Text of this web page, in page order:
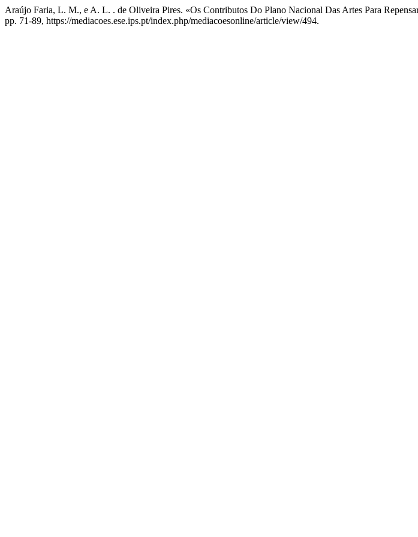
Araújo Faria, L. M., e A. L. . de Oliveira Pires. «Os Contributos Do Plano Nacional Das Artes Para
pp. 71-89, https://mediacoes.ese.ips.pt/index.php/mediacoesonline/article/view/494.